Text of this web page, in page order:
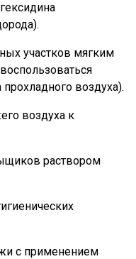
участков мягким
воздуха).
воздуха к
раствором
с применением